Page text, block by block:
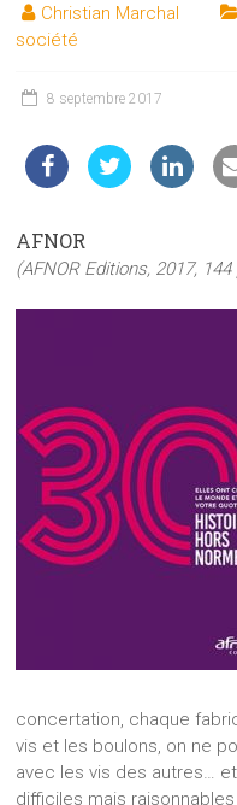
et
les
auprès
public
Christian Marchal
société
8 septembre 2017
AFNOR
(AFNOR Editions, 2017,
concertation, chaque
vis et les boulons, on ne
avec les vis des autres…
difficiles mais